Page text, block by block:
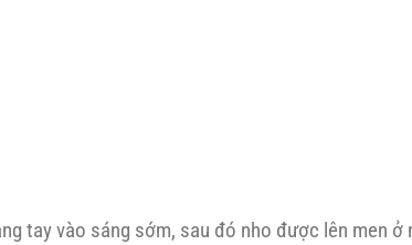
tay vào sáng sớm, sau đó nho được lên men